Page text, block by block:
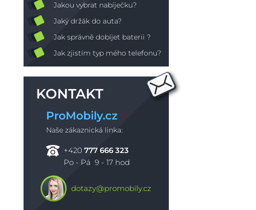
Jakou vybrat nabíječku?
Jaký držák do auta?
Jak správně dobíjet baterii ?
Jak zjistím typ mého telefonu?
KONTAKT
ProMobily.cz
Naše zákaznická linka:
+420 777 666 323
Po - Pá 9 - 17 hod
dotazy@promobily.cz